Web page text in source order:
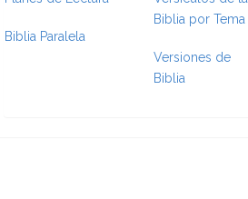
Biblia Paralela
Biblia por Tema
Versiones de
Biblia